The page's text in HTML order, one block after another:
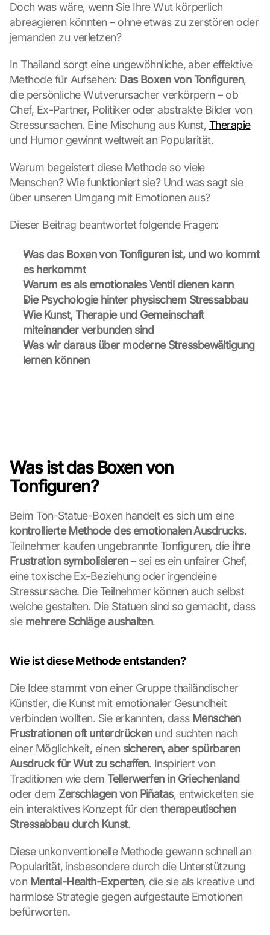
Doch was wäre, wenn Sie Ihre Wut körperlich
abreagieren könnten – ohne etwas zu zerstören oder
jemanden zu verletzen?
In Thailand sorgt eine ungewöhnliche, aber effektive
Methode für Aufsehen: Das Boxen von Tonfiguren,
die persönliche Wutverursacher verkörpern – ob
Chef, Ex-Partner, Politiker oder abstrakte Bilder von
Stressursachen. Eine Mischung aus Kunst, Therapie
und Humor gewinnt weltweit an Popularität.
Warum begeistert diese Methode so viele
Menschen? Wie funktioniert sie? Und was sagt sie
über unseren Umgang mit Emotionen aus?
Dieser Beitrag beantwortet folgende Fragen:
Was das Boxen von Tonfiguren ist, und wo kommt
es herkommt
Warum es als emotionales Ventil dienen kann
Die Psychologie hinter physischem Stressabbau
Wie Kunst, Therapie und Gemeinschaft
miteinander verbunden sind
Was wir daraus über moderne Stressbewältigung
lernen können
Was ist das Boxen von
Tonfiguren?
Beim Ton-Statue-Boxen handelt es sich um eine
kontrollierte Methode des emotionalen Ausdrucks.
Teilnehmer kaufen ungebrannte Tonfiguren, die ihre
Frustration symbolisieren – sei es ein unfairer Chef,
eine toxische Ex-Beziehung oder irgendeine
Stressursache. Die Teilnehmer können auch selbst
welche gestalten. Die Statuen sind so gemacht, dass
sie mehrere Schläge aushalten.
Wie ist diese Methode entstanden?
Die Idee stammt von einer Gruppe thailändischer
Künstler, die Kunst mit emotionaler Gesundheit
verbinden wollten. Sie erkannten, dass Menschen
Frustrationen oft unterdrücken und suchten nach
einer Möglichkeit, einen sicheren, aber spürbaren
Ausdruck für Wut zu schaffen. Inspiriert von
Traditionen wie dem Tellerwerfen in Griechenland
oder dem Zerschlagen von Piñatas, entwickelten sie
ein interaktives Konzept für den therapeutischen
Stressabbau durch Kunst.
Diese unkonventionelle Methode gewann schnell an
Popularität, insbesondere durch die Unterstützung
von Mental-Health-Experten, die sie als kreative und
harmlose Strategie gegen aufgestaute Emotionen
befürworten.